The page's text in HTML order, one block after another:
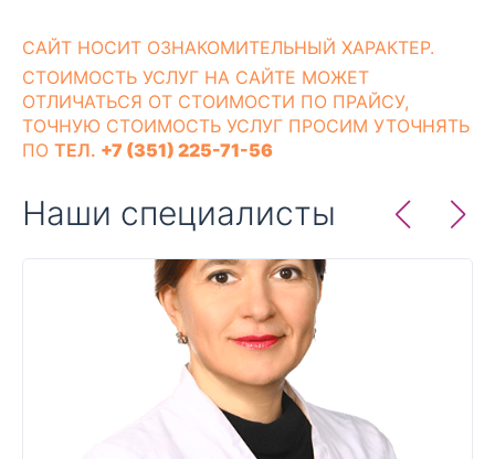
CАЙТ НОСИТ ОЗНАКОМИТЕЛЬНЫЙ ХАРАКТЕР.
СТОИМОСТЬ УСЛУГ НА САЙТЕ МОЖЕТ
ОТЛИЧАТЬСЯ ОТ СТОИМОСТИ ПО ПРАЙСУ,
ТОЧНУЮ СТОИМОСТЬ УСЛУГ ПРОСИМ УТОЧНЯТЬ
ПО ТЕЛ. +7 (351) 225-71-56
Наши специалисты